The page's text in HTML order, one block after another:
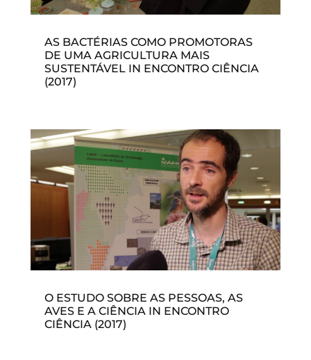
AS BACTÉRIAS COMO PROMOTORAS
DE UMA AGRICULTURA MAIS
SUSTENTÁVEL IN ENCONTRO CIÊNCIA
(2017)
O ESTUDO SOBRE AS PESSOAS, AS
AVES E A CIÊNCIA IN ENCONTRO
CIÊNCIA (2017)